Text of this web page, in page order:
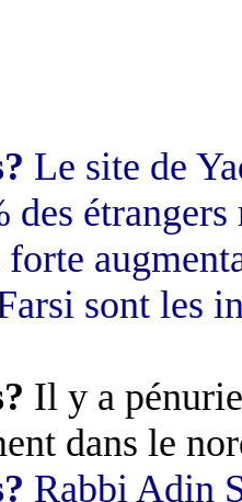
Le site de
des
forte
sont les
Il y a
dans le
Rabbi Adin